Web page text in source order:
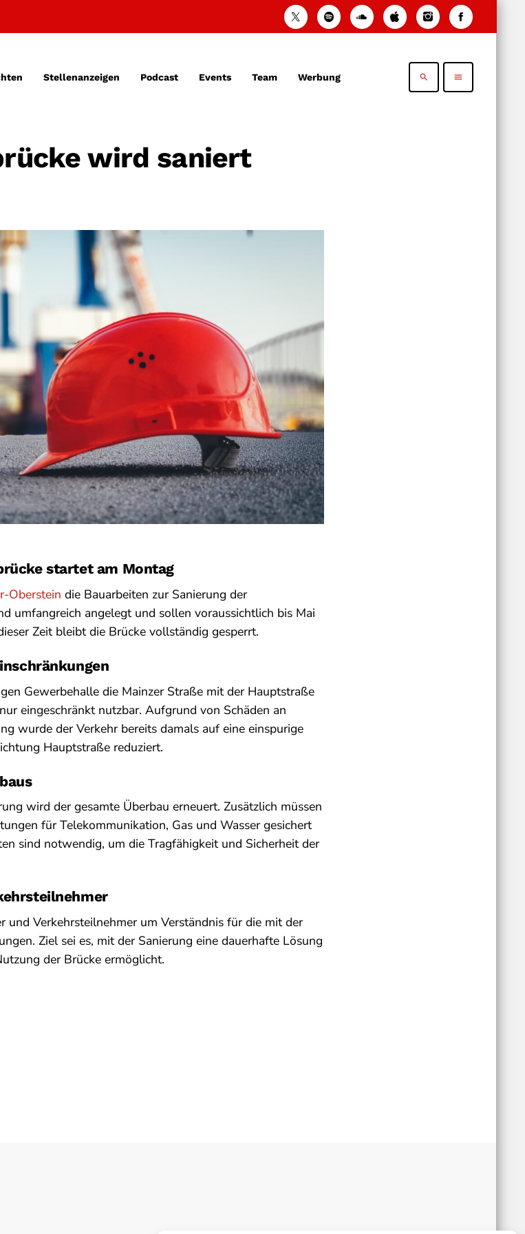
Stellenanzeigen Podcast Events Team Werbung search menu
wird saniert
startet am Montag
Oberstein die Bauarbeiten zur Sanierung der
umfangreich angelegt und sollen voraussichtlich bis Mai
Zeit bleibt die Brücke vollständig gesperrt.
Gewerbehalle die Mainzer Straße mit der Hauptstraße
eingeschränkt nutzbar. Aufgrund von Schäden an
wurde der Verkehr bereits damals auf eine einspurige
Hauptstraße reduziert.
wird der gesamte Überbau erneuert. Zusätzlich müssen
für Telekommunikation, Gas und Wasser gesichert
sind notwendig, um die Tragfähigkeit und Sicherheit der
Verkehrsteilnehmer um Verständnis für die mit der
Ziel sei es, mit der Sanierung eine dauerhafte Lösung
der Brücke ermöglicht.